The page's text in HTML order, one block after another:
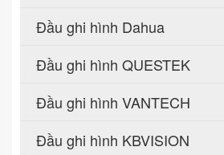
Đầu ghi hình Dahua
Đầu ghi hình QUESTEK
Đầu ghi hình VANTECH
Đầu ghi hình KBVISION